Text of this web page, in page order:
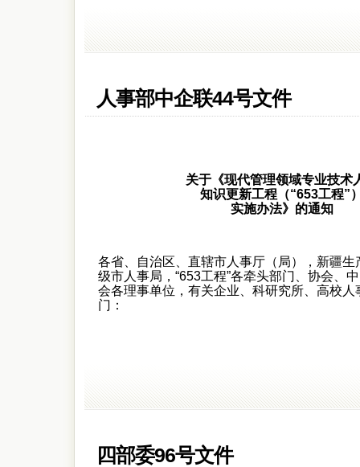
人事部中企联44号文件
关于《现代管理领域专业技术
知识更新工程（“653工程”
实施办法》的通知
各省、自治区、直辖市人事厅（局），新疆生
级市人事局，“653工程”各牵头部门、协会、
会各理事单位，有关企业、科研究所、高校人
门：
四部委96号文件